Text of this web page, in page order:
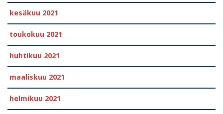
kesäkuu 2021
toukokuu 2021
huhtikuu 2021
maaliskuu 2021
helmikuu 2021